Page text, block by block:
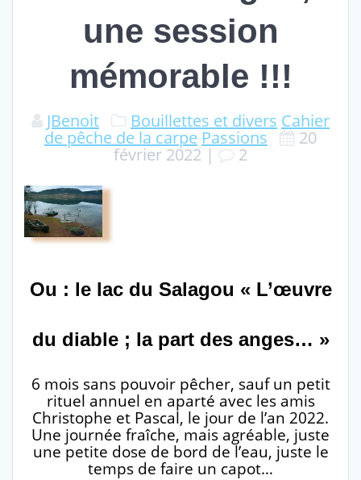
une session
mémorable !!!
JBenoit Bouillettes et divers Cahier
de pêche de la carpe Passions 20
février 2022 | 2
Ou : le lac du Salagou « L’œuvre
du diable ; la part des anges… »
6 mois sans pouvoir pêcher, sauf un petit
rituel annuel en aparté avec les amis
Christophe et Pascal, le jour de l’an 2022.
Une journée fraîche, mais agréable, juste
une petite dose de bord de l’eau, juste le
temps de faire un capot…